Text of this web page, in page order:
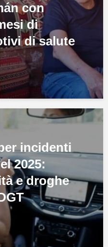
con
di
di salute
incidenti
2025:
e droghe